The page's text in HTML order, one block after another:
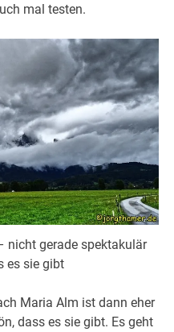
mal testen.
nicht gerade spektakulär
es sie gibt
Maria Alm ist dann eher
dass es sie gibt. Es geht